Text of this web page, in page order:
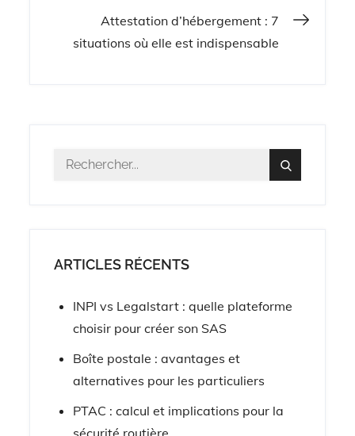
l’article
Attestation d’hébergement : 7
situations où elle est indispensable
Résultat
Search
ARTICLES RÉCENTS
INPI vs Legalstart : quelle plateforme
choisir pour créer son SAS
Boîte postale : avantages et
alternatives pour les particuliers
PTAC : calcul et implications pour la
sécurité routière